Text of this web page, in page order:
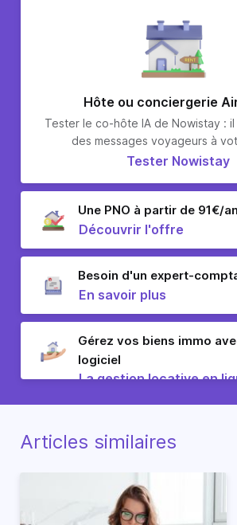
Hôte ou conciergerie
Tester le co-hôte IA de Nowistay :
des messages voyageurs à
Tester Nowistay
Une PNO à partir de 91€/an
Découvrir l'offre
Besoin d'un expert-
En savoir plus
Gérez vos biens immo
logiciel
La gestion locative en
Articles similaires